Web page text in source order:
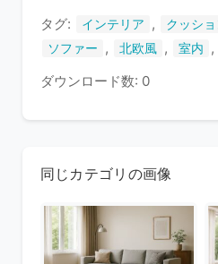
タグ: インテリア , クッショ
ソファー , 北欧風 , 室内 ,
ダウンロード数: 0
同じカテゴリの画像